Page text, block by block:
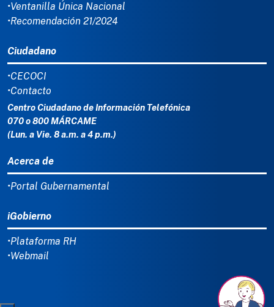
•Ventanilla Única Nacional
•Recomendación 21/2024
Ciudadano
•CECOCI
•Contacto
Centro Ciudadano de Información Telefónica
070 o 800 MÁRCAME
(Lun. a Vie. 8 a.m. a 4 p.m.)
Acerca de
•Portal Gubernamental
iGobierno
•Plataforma RH
•Webmail